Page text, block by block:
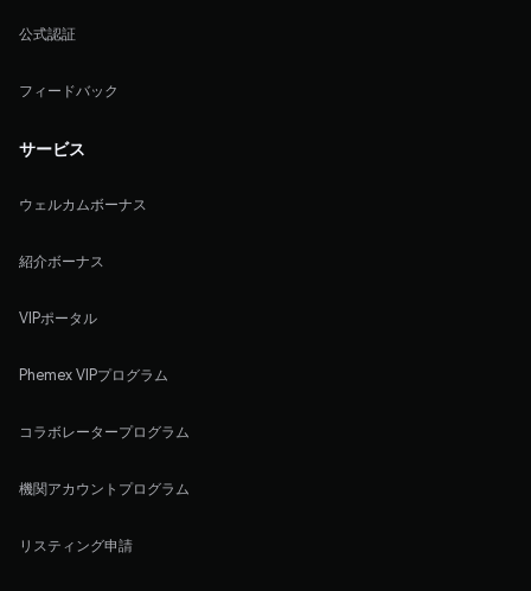
公式認証
フィードバック
サービス
ウェルカムボーナス
紹介ボーナス
VIPポータル
Phemex VIPプログラム
コラボレータープログラム
機関アカウントプログラム
リスティング申請